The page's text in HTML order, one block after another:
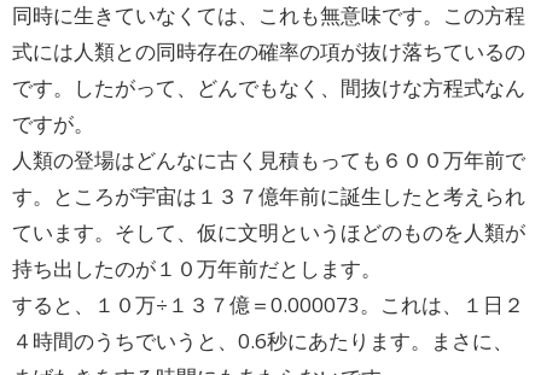
同時に生きていなくては、これも無意味です。この方程
式には人類との同時存在の確率の項が抜け落ちているの
です。したがって、どんでもなく、間抜けな方程式なん
ですが。
人類の登場はどんなに古く見積もっても６００万年前で
す。ところが宇宙は１３７億年前に誕生したと考えられ
ています。そして、仮に文明というほどのものを人類が
持ち出したのが１０万年前だとします。
すると、１０万÷１３７億＝0.000073。これは、１日２
４時間のうちでいうと、0.6秒にあたります。まさに、